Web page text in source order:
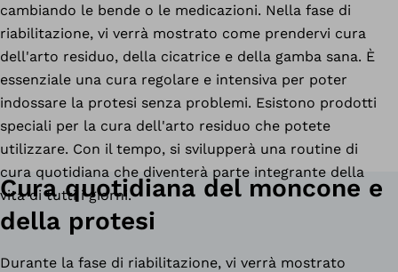
cambiando le bende o le medicazioni. Nella fase di
riabilitazione, vi verrà mostrato come prendervi cura
dell'arto residuo, della cicatrice e della gamba sana. È
essenziale una cura regolare e intensiva per poter
indossare la protesi senza problemi. Esistono prodotti
speciali per la cura dell'arto residuo che potete
utilizzare. Con il tempo, si svilupperà una routine di
cura quotidiana che diventerà parte integrante della
vita di tutti i giorni.
Cura quotidiana del moncone e
della protesi
Durante la fase di riabilitazione, vi verrà mostrato